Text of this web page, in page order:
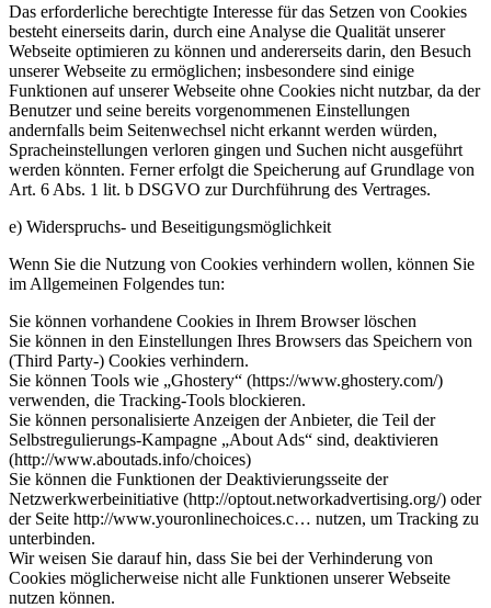
Das erforderliche berechtigte Interesse für das Setzen von Cookies
besteht einerseits darin, durch eine Analyse die Qualität unserer
Webseite optimieren zu können und andererseits darin, den Besuch
unserer Webseite zu ermöglichen; insbesondere sind einige
Funktionen auf unserer Webseite ohne Cookies nicht nutzbar, da der
Benutzer und seine bereits vorgenommenen Einstellungen
andernfalls beim Seitenwechsel nicht erkannt werden würden,
Spracheinstellungen verloren gingen und Suchen nicht ausgeführt
werden könnten. Ferner erfolgt die Speicherung auf Grundlage von
Art. 6 Abs. 1 lit. b DSGVO zur Durchführung des Vertrages.
e) Widerspruchs- und Beseitigungsmöglichkeit
Wenn Sie die Nutzung von Cookies verhindern wollen, können Sie
im Allgemeinen Folgendes tun:
Sie können vorhandene Cookies in Ihrem Browser löschen
Sie können in den Einstellungen Ihres Browsers das Speichern von
(Third Party-) Cookies verhindern.
Sie können Tools wie „Ghostery“ (https://www.ghostery.com/)
verwenden, die Tracking-Tools blockieren.
Sie können personalisierte Anzeigen der Anbieter, die Teil der
Selbstregulierungs-Kampagne „About Ads“ sind, deaktivieren
(http://www.aboutads.info/choices)
Sie können die Funktionen der Deaktivierungsseite der
Netzwerkwerbeinitiative (http://optout.networkadvertising.org/) oder
der Seite http://www.youronlinechoices.c… nutzen, um Tracking zu
unterbinden.
Wir weisen Sie darauf hin, dass Sie bei der Verhinderung von
Cookies möglicherweise nicht alle Funktionen unserer Webseite
nutzen können.